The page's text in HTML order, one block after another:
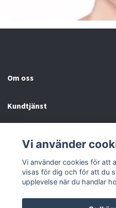
Om oss
Kundtjänst
Sociala medier
Vi använder
Vi använder cookies för att
visas för dig och för att du
upplevelse när du handlar